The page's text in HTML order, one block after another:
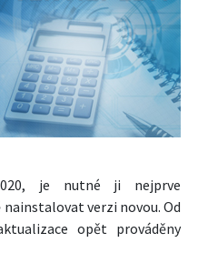
je nutné ji nejprve
verzi novou. Od
opět prováděny